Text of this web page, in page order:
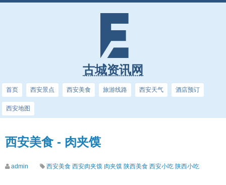
古城资讯网
首页 西安景点 西安美食 旅游线路 西安天气 酒店预订
西安地图
西安美食 - 肉夹馍
admin 西安美食 西安肉夹馍 肉夹馍 陕西美食 西安小吃 陕西小吃